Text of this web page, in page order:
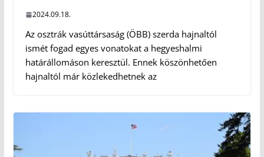
2024.09.18.
Az osztrák vasúttársaság (ÖBB) szerda hajnaltól
ismét fogad egyes vonatokat a hegyeshalmi
határállomáson keresztül. Ennek köszönhetően
hajnaltól már közlekedhetnek az